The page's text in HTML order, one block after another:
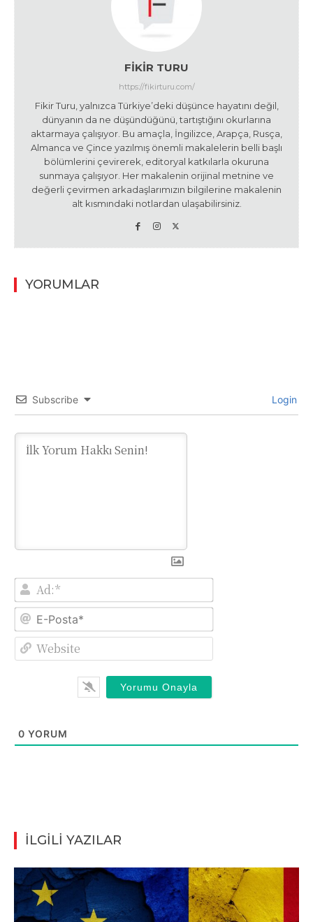
FIKIR TURU
https://fikirturu.com/
Fikir Turu, yalnızca Türkiye’deki düşünce hayatını değil,
dünyanın da ne düşündüğünü, tartıştığını okurlarına
aktarmaya çalışıyor. Bu amaçla, İngilizce, Arapça, Rusça,
Almanca ve Çince yazılmış önemli makalelerin belli başlı
bölümlerini çevirerek, editoryal katkılarla okuruna
sunmaya çalışıyor. Her makalenin orijinal metnine ve
değerli çevirmen arkadaşlarımızın bilgilerine makalenin
alt kısmındaki notlardan ulaşabilirsiniz.
YORUMLAR
Subscribe Login
Ad:*
E-
0 YORUM
İLGİLİ YAZILAR